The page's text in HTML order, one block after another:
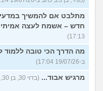
מתלבט אם להמשיך
חדש – אשמח לעצה
17:13)
מה הדרך הכי טובה ללמוד
ב-19/07/26 17:04)
מרגיש אבוד... (בדוי 30, בן 30, כתב ב-19/07/26 16:55)